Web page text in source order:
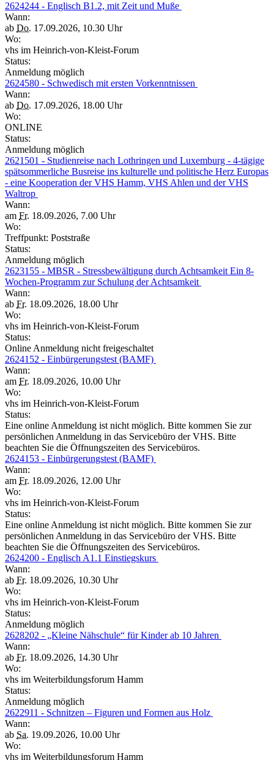
2624244 - Englisch B1.2, mit Zeit und Muße
Wann:
ab Do. 17.09.2026, 10.30 Uhr
Wo:
vhs im Heinrich-von-Kleist-Forum
Status:
Anmeldung möglich
2624580 - Schwedisch mit ersten Vorkenntnissen
Wann:
ab Do. 17.09.2026, 18.00 Uhr
Wo:
ONLINE
Status:
Anmeldung möglich
2621501 - Studienreise nach Lothringen und Luxemburg - 4-tägige
spätsommerliche Busreise ins kulturelle und politische Herz Europas
- eine Kooperation der VHS Hamm, VHS Ahlen und der VHS
Waltrop
Wann:
am Fr. 18.09.2026, 7.00 Uhr
Wo:
Treffpunkt: Poststraße
Status:
Anmeldung möglich
2623155 - MBSR - Stressbewältigung durch Achtsamkeit Ein 8-
Wochen-Programm zur Schulung der Achtsamkeit
Wann:
ab Fr. 18.09.2026, 18.00 Uhr
Wo:
vhs im Heinrich-von-Kleist-Forum
Status:
Online Anmeldung nicht freigeschaltet
2624152 - Einbürgerungstest (BAMF)
Wann:
am Fr. 18.09.2026, 10.00 Uhr
Wo:
vhs im Heinrich-von-Kleist-Forum
Status:
Eine online Anmeldung ist nicht möglich. Bitte kommen Sie zur
persönlichen Anmeldung in das Servicebüro der VHS. Bitte
beachten Sie die Öffnungszeiten des Servicebüros.
2624153 - Einbürgerungstest (BAMF)
Wann:
am Fr. 18.09.2026, 12.00 Uhr
Wo:
vhs im Heinrich-von-Kleist-Forum
Status:
Eine online Anmeldung ist nicht möglich. Bitte kommen Sie zur
persönlichen Anmeldung in das Servicebüro der VHS. Bitte
beachten Sie die Öffnungszeiten des Servicebüros.
2624200 - Englisch A1.1 Einstiegskurs
Wann:
ab Fr. 18.09.2026, 10.30 Uhr
Wo:
vhs im Heinrich-von-Kleist-Forum
Status:
Anmeldung möglich
2628202 - „Kleine Nähschule“ für Kinder ab 10 Jahren
Wann:
ab Fr. 18.09.2026, 14.30 Uhr
Wo:
vhs im Weiterbildungsforum Hamm
Status:
Anmeldung möglich
2622911 - Schnitzen – Figuren und Formen aus Holz
Wann:
ab Sa. 19.09.2026, 10.00 Uhr
Wo:
vhs im Weiterbildungsforum Hamm